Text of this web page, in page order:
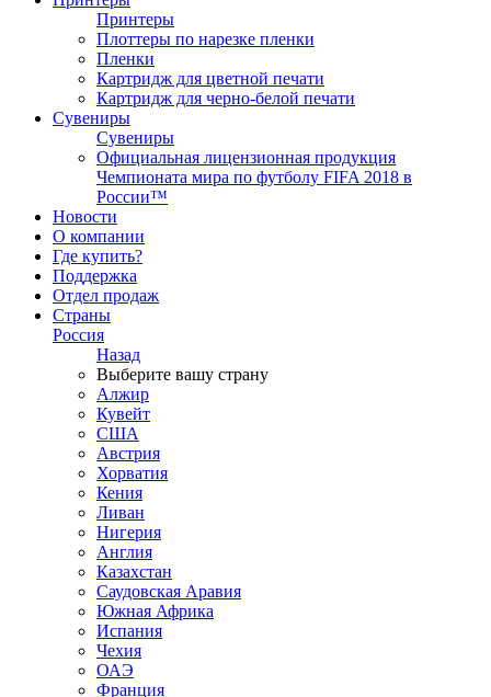
Принтеры
Плоттеры по нарезке пленки
Пленки
Картридж для цветной печати
Картридж для черно-белой печати
Сувениры
Сувениры
Официальная лицензионная продукция
Чемпионата мира по футболу FIFA 2018 в
России™
Новости
О компании
Где купить?
Поддержка
Отдел продаж
Страны
Россия
Назад
Выберите вашу страну
Алжир
Кувейт
США
Австрия
Хорватия
Кения
Ливан
Нигерия
Англия
Казахстан
Саудовская Аравия
Южная Африка
Испания
Чехия
ОАЭ
Франция